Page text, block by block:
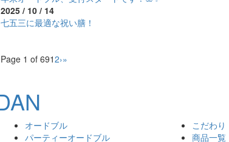
2025 / 10 / 14
七五三に最適な祝い膳！
Page 1 of 6912›»
オードブル
パーティーオードブル
こだわり
商品一覧